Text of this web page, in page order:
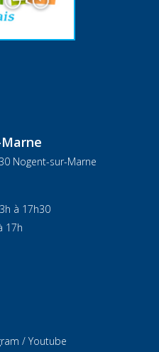
Nogent-sur-Marne
à 17h30
17h
/ Youtube